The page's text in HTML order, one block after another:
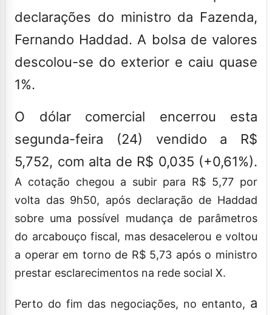
declarações do ministro da Fazenda,
Fernando Haddad. A bolsa de valores
descolou-se do exterior e caiu quase
1%.
O dólar comercial encerrou esta
segunda-feira (24) vendido a R$
5,752, com alta de R$ 0,035 (+0,61%).
A cotação chegou a subir para R$ 5,77 por
volta das 9h50, após declaração de Haddad
sobre uma possível mudança de parâmetros
do arcabouço fiscal, mas desacelerou e voltou
a operar em torno de R$ 5,73 após o ministro
prestar esclarecimentos na rede social X.
Perto do fim das negociações, no entanto, a